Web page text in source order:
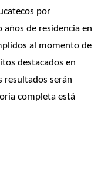
por
de residencia en
al momento de
destacados en
resultados serán
completa está